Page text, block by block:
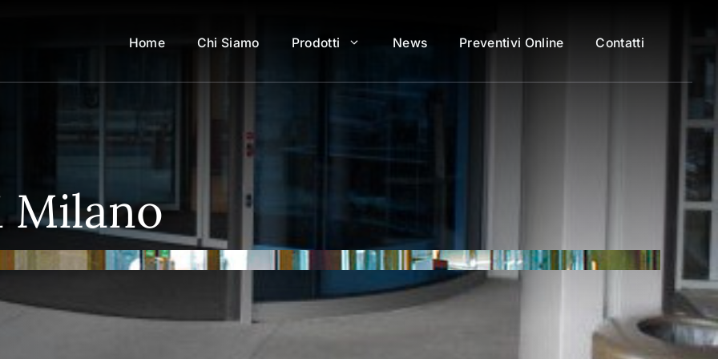
Home Chi Siamo Prodotti News Preventivi Online Contatti
Milano